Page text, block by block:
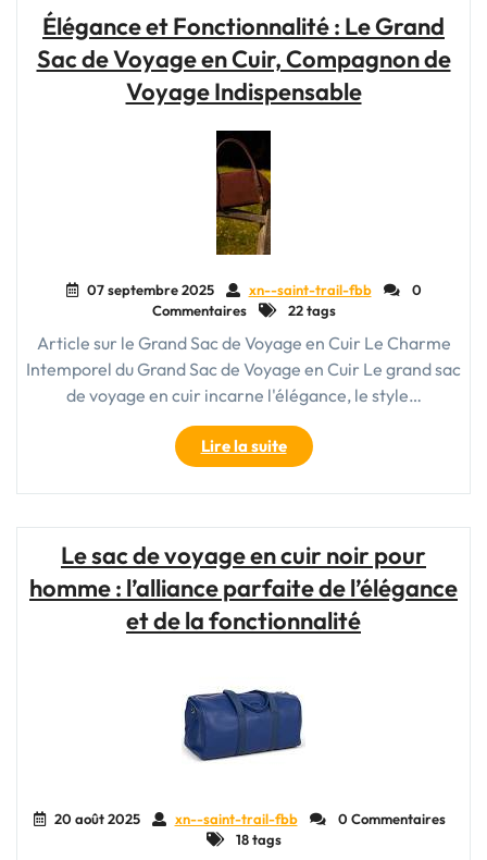
Personnalisable
:
Votre
Compagnon
Unique
Élégance et Fonctionnalité : Le Grand
Sac de Voyage en Cuir, Compagnon de
Voyage Indispensable
07 septembre 2025 xn--saint-trail-fbb
0
Commentaires
22 tags
Article sur le Grand Sac de Voyage en Cuir Le Charme
Intemporel du Grand Sac de Voyage en Cuir Le grand sac
de voyage en cuir incarne l'élégance, le style…
Lire la suite"Élégance
et
Fonctionnalité
Grand
Sac
de
Voyage
Compagnon
de
Voyage
Le sac de voyage en cuir noir pour
homme : l’alliance parfaite de l’élégance
et de la fonctionnalité
20 août 2025 xn--saint-trail-fbb
0 Commentaires
18 tags